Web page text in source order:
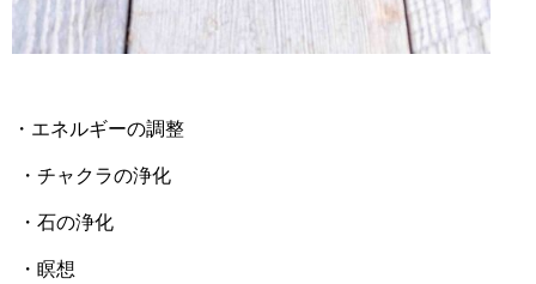
・エネルギーの調整
・チャクラの浄化
・石の浄化
・瞑想